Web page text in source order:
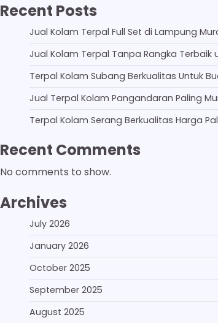
Recent Posts
Jual Kolam Terpal Full Set di Lampung
Jual Kolam Terpal Tanpa Rangka Terbaik
Terpal Kolam Subang Berkualitas Untuk
Jual Terpal Kolam Pangandaran Paling
Terpal Kolam Serang Berkualitas Harga
Recent Comments
No comments to show.
Archives
July 2026
January 2026
October 2025
September 2025
August 2025